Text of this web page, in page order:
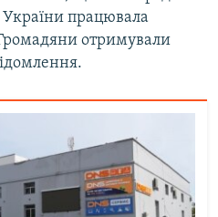
працювала
отримували